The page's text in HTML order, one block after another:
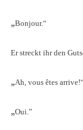
„Bonjour.“
Er streckt ihr den
„Ah, vous êtes arrive!“
„Oui.”